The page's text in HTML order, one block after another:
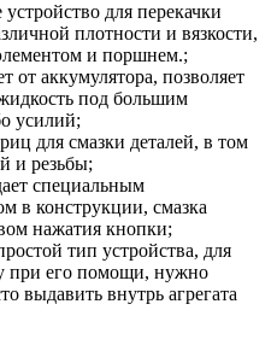
для перекачки
плотности и вязкости,
и поршнем.;
от аккумулятора, позволяет
под большим
усилий;
для смазки деталей, в том
и резьбы;
специальным
в конструкции, смазка
нажатия кнопки;
тип устройства, для
при его помощи, нужно
выдавить внутрь агрегата